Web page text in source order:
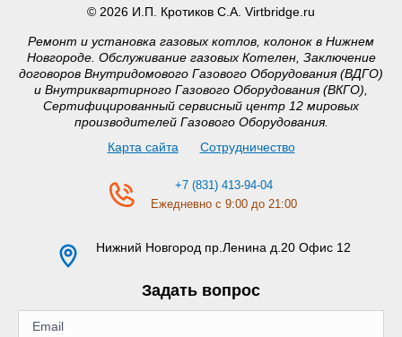
© 2026 И.П. Кротиков С.А. Virtbridge.ru
Ремонт и установка газовых котлов, колонок в Нижнем
Новгороде. Обслуживание газовых Котелен, Заключение
договоров Внутридомового Газового Оборудования (ВДГО)
и Внутриквартирного Газового Оборудования (ВКГО),
Сертифицированный сервисный центр 12 мировых
производителей Газового Оборудования.
Карта сайта
Сотрудничество
+7 (831) 413-94-04
Ежедневно с 9:00 до 21:00
Нижний Новгород пр.Ленина д.20 Офис 12
Задать вопрос